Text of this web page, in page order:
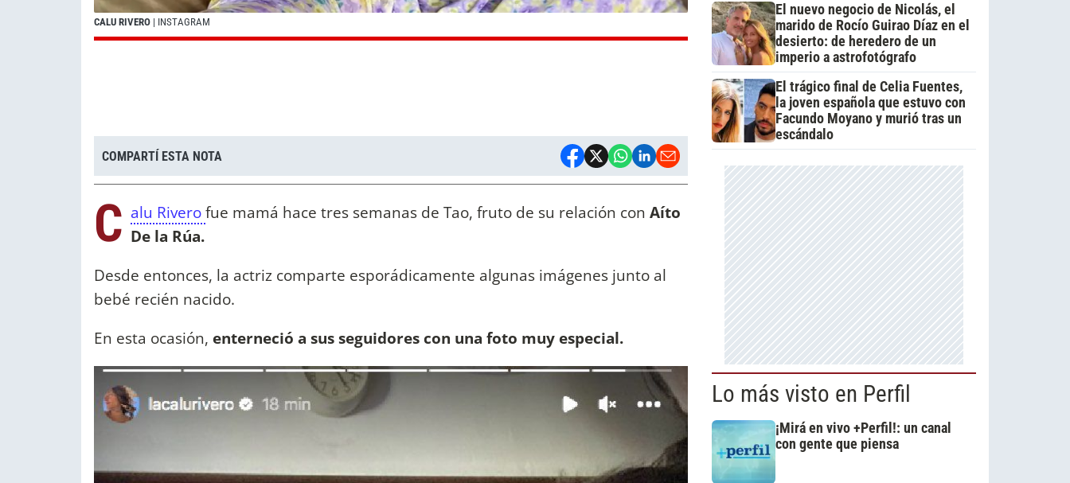
CALU RIVERO | INSTAGRAM
COMPARTÍ ESTA NOTA
C alu Riverofue mamá hace tres semanas de Tao, fruto de su relación con Aíto
De la Rúa.
Desde entonces, la actriz comparte esporádicamente algunas imágenes junto al
bebé recién nacido.
En esta ocasión, enterneció a sus seguidores con una foto muy especial.
El nuevo negocio de Nicolás, el
marido de Rocío Guirao Díaz en el
desierto: de heredero de un
imperio a astrofotógrafo
El trágico final de Celia Fuentes,
la joven española que estuvo con
Facundo Moyano y murió tras un
escándalo
Lo más visto en Perfil
¡Mirá en vivo +Perfil!: un canal
con gente que piensa